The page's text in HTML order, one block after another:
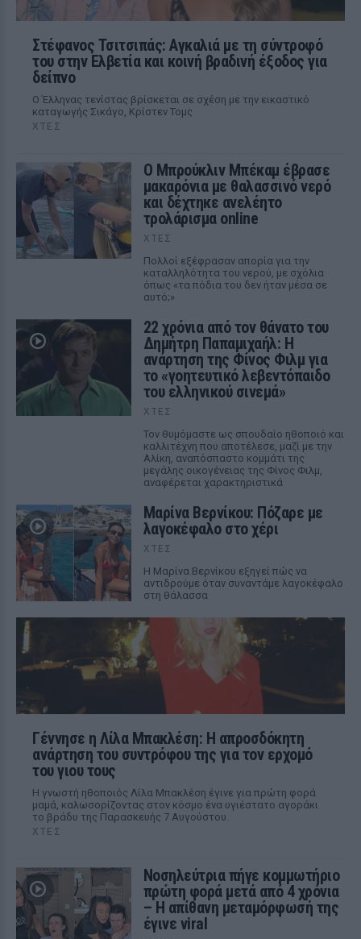
Στέφανος Τσιτσιπάς: Αγκαλιά με τη σύντροφό
του στην Ελβετία και κοινή βραδινή έξοδος για
δείπνο
Ο Έλληνας τενίστας βρίσκεται σε σχέση με την εικαστικό
καταγωγής Σικάγο, Κρίστεν Τομς
ΧΤΕΣ
Ο Μπρούκλιν Μπέκαμ έβρασε
μακαρόνια με θαλασσινό νερό
και δέχτηκε ανελέητο
τρολάρισμα online
ΧΤΕΣ
Πολλοί εξέφρασαν απορία για την
καταλληλότητα του νερού, με σχόλια
όπως «τα πόδια του δεν ήταν μέσα σε
αυτό;»
22 χρόνια από τον θάνατο του
Δημήτρη Παπαμιχαήλ: Η
ανάρτηση της Φίνος Φιλμ για
το «γοητευτικό λεβεντόπαιδο
του ελληνικού σινεμά»
ΧΤΕΣ
Τον θυμόμαστε ως σπουδαίο ηθοποιό και
καλλιτέχνη που αποτέλεσε, μαζί με την
Αλίκη, αναπόσπαστο κομμάτι της
μεγάλης οικογένειας της Φίνος Φιλμ,
αναφέρεται χαρακτηριστικά
Μαρίνα Βερνίκου: Πόζαρε με
λαγοκέφαλο στο χέρι
ΧΤΕΣ
Η Μαρίνα Βερνίκου εξηγεί πώς να
αντιδρούμε όταν συναντάμε λαγοκέφαλο
στη θάλασσα
Γέννησε η Λίλα Μπακλέση: Η απροσδόκητη
ανάρτηση του συντρόφου της για τον ερχομό
του γιου τους
Η γνωστή ηθοποιός Λίλα Μπακλέση έγινε για πρώτη φορά
μαμά, καλωσορίζοντας στον κόσμο ένα υγιέστατο αγοράκι
το βράδυ της Παρασκευής 7 Αυγούστου.
ΧΤΕΣ
Νοσηλεύτρια πήγε κομμωτήριο
πρώτη φορά μετά από 4 χρόνια
– Η απίθανη μεταμόρφωσή της
έγινε viral